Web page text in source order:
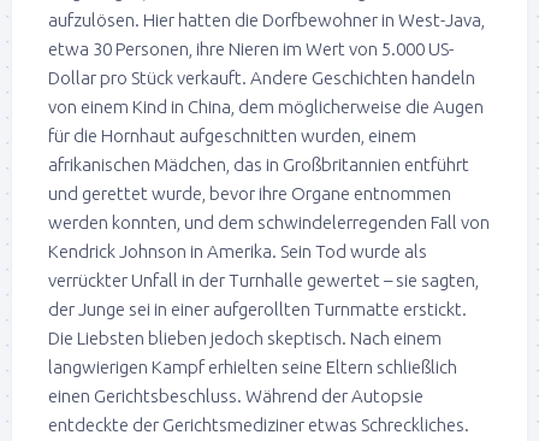
aufzulösen. Hier hatten die Dorfbewohner in West-Java,
etwa 30 Personen, ihre Nieren im Wert von 5.000 US-
Dollar pro Stück verkauft. Andere Geschichten handeln
von einem Kind in China, dem möglicherweise die Augen
für die Hornhaut aufgeschnitten wurden, einem
afrikanischen Mädchen, das in Großbritannien entführt
und gerettet wurde, bevor ihre Organe entnommen
werden konnten, und dem schwindelerregenden Fall von
Kendrick Johnson in Amerika. Sein Tod wurde als
verrückter Unfall in der Turnhalle gewertet – sie sagten,
der Junge sei in einer aufgerollten Turnmatte erstickt.
Die Liebsten blieben jedoch skeptisch. Nach einem
langwierigen Kampf erhielten seine Eltern schließlich
einen Gerichtsbeschluss. Während der Autopsie
entdeckte der Gerichtsmediziner etwas Schreckliches.